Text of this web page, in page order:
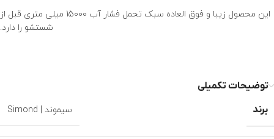
این محصول زیبا و فوق العاده سبک تحمل فشار آب 15000 میلی متری قبل از
شستشو را دارد.
توضیحات تکمیلی
برند
سیموند | Simond